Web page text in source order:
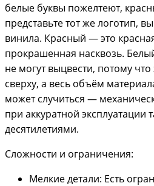
белые буквы пожелтеют,
представьте тот же логотип,
винила. Красный — это
прокрашенная насквозь.
не могут выцвести, потому что
сверху, а весь объём
может случиться —
при аккуратной эксплуатации
десятилетиями.
Сложности и ограничения:
Мелкие детали: Есть